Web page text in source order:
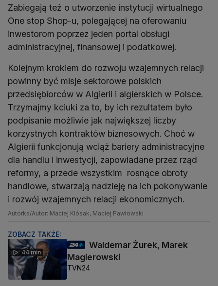
Zabiegają też o utworzenie instytucji wirtualnego
One stop Shop-u, polegającej na oferowaniu
inwestorom poprzez jeden portal obsługi
administracyjnej, finansowej i podatkowej.
Kolejnym krokiem do rozwoju wzajemnych relacji
powinny być misje sektorowe polskich
przedsiębiorców w Algierii i algierskich w Polsce.
Trzymajmy kciuki za to, by ich rezultatem było
podpisanie możliwie jak największej liczby
korzystnych kontraktów biznesowych. Choć w
Algierii funkcjonują wciąż bariery administracyjne
dla handlu i inwestycji, zapowiadane przez rząd
reformy, a przede wszystkim rosnące obroty
handlowe, stwarzają nadzieję na ich pokonywanie
i rozwój wzajemnych relacji ekonomicznych.
Autorka/Autor: Maciej Klósak, Maciej Pawłowski
ZOBACZ TAKŻE:
44 min
Waldemar Żurek, Marek
Magierowski
TVN24